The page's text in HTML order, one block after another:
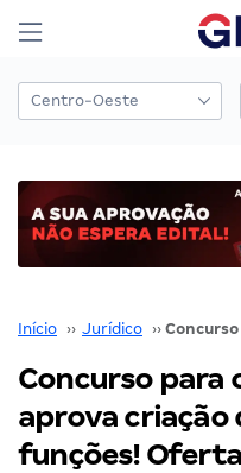
Início ›› Jurídico ››
Concurso para
aprova criação
funções!